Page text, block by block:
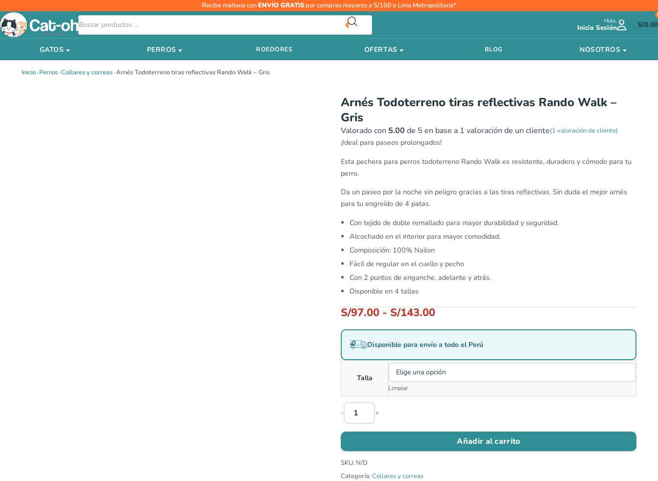
al
contenido
Recibe mañana conENVÍO GRATIS por compras mayores a S/100 a Lima Metropolitana*
Búsqueda
de
productos
Hola,
Inicia Sesión S/0.00
GATOS PERROS ROEDORES OFERTAS BLOG NOSOTROS
Inicio›Perros›Collares y correas›Arnés Todoterreno tiras reflectivas Rando Walk – Gris
Arnés Todoterreno tiras reflectivas Rando Walk –
Gris
Valorado con 5.00 de 5 en base a 1 valoración de un cliente(1 valoración de cliente)
¡Ideal para paseos prolongados!
Esta pechera para perros todoterreno Rando Walk es resistente, duradero y cómodo para tu
perro.
Da un paseo por la noche sin peligro gracias a las tiras reflectivas. Sin duda el mejor arnés
para tu engreído de 4 patas.
Con tejido de doble remallado para mayor durabilidad y seguridad.
Alcochado en el interior para mayor comodidad.
Composición: 100% Nailon
Fácil de regular en el cuello y pecho
Con 2 puntos de enganche, adelante y atrás.
Disponible en 4 tallas
S/97.00 - S/143.00
Rango
de
desde
hasta
Disponible para envío a todo el Perú
Talla
Limpiar
-
Arnés
Todoterreno
tiras
reflectivas
Walk
cantidad
+
Añadir al carrito
SKU: N/D
Categoría: Collares y correas